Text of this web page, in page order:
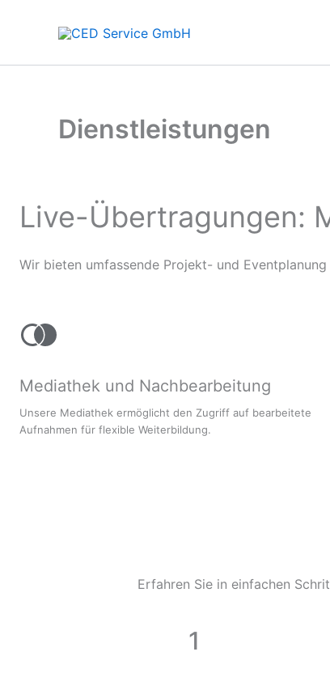
Dienstleistungen
Live-Übertragungen:
Wir bieten umfassende Projekt- und
Mediathek und Nachbearbeitung
Unsere Mediathek ermöglicht den Zugriff auf bearbeitete
Aufnahmen für flexible Weiterbildung.
Erfahren Sie in einfachen
1